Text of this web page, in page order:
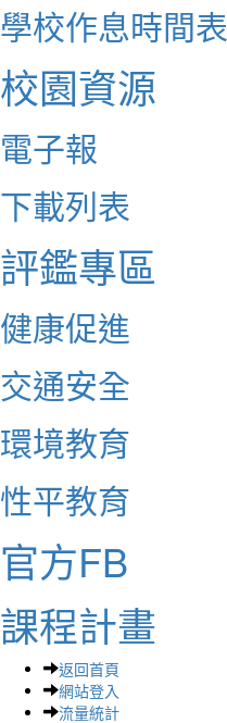
學校作息時間表
校園資源
電子報
下載列表
評鑑專區
健康促進
交通安全
環境教育
性平教育
官方FB
課程計畫
返回首頁
網站登入
流量統計